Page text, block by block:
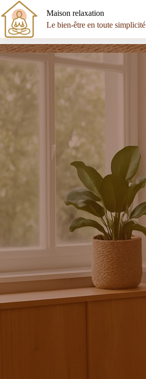
Passer
au
contenu
Maison relaxation
Le bien-être en toute simplicité